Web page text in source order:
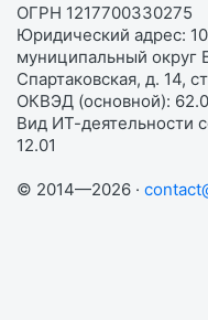
ОГРН 1217700330275
Юридический адрес:
муниципальный округ
Спартаковская, д. 14,
ОКВЭД (основной):
Вид ИТ-деятельности
12.01
© 2014—2026 ·